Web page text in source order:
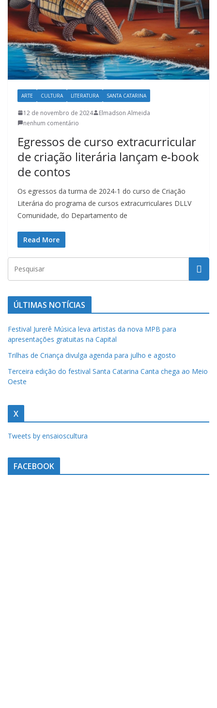
l
t
u
r
a
c
a
t
a
i
n
e
s
e
u
l
i
q
e
ARTE CULTURA LITERATURA SANTA CATARINA
12 de novembro de 2024
Elmadson Almeida
nenhum comentário
Egressos de curso extracurricular
de criação literária lançam e-book
de contos
Os egressos da turma de 2024-1 do curso de Criação
Literária do programa de cursos extracurriculares DLLV
Comunidade, do Departamento de
Read More
ÚLTIMAS NOTÍCIAS
Festival Jurerê Música leva artistas da nova MPB para
apresentações gratuitas na Capital
Trilhas de Criança divulga agenda para julho e agosto
Terceira edição do festival Santa Catarina Canta chega ao Meio
Oeste
X
Tweets by ensaioscultura
FACEBOOK